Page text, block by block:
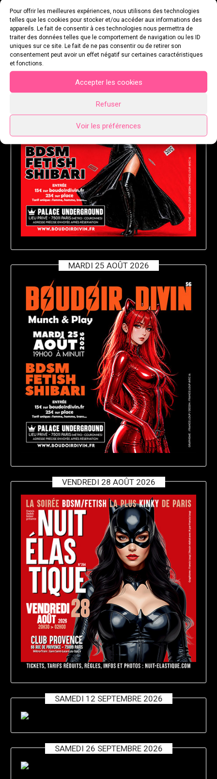
Pour offrir les meilleures expériences, nous utilisons des technologies
telles que les cookies pour stocker et/ou accéder aux informations des
appareils. Le fait de consentir à ces technologies nous permettra de
traiter des données telles que le comportement de navigation ou les ID
uniques sur ce site. Le fait de ne pas consentir ou de retirer son
consentement peut avoir un effet négatif sur certaines caractéristiques
et fonctions.
Accepter les cookies
Refuser
Voir les préférences
MARDI 18 AOÛT 2026
MARDI 25 AOÛT 2026
VENDREDI 28 AOÛT 2026
SAMEDI 12 SEPTEMBRE 2026
SAMEDI 26 SEPTEMBRE 2026